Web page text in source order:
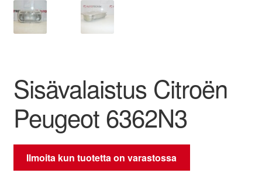
Reklamaatiomenettely
Tilini
Sisävalaistus Citroën
Peugeot 6362N3
Ilmoita kun tuotetta on varastossa